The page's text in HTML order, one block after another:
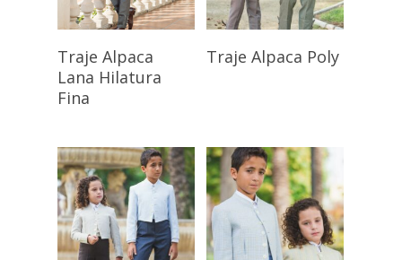
Seleccionar
Opciones
Traje Alpaca
Lana Hilatura
Fina
Seleccionar
Opciones
Traje Alpaca Poly